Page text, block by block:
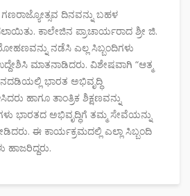
ದಿನವನ್ನು ಬಹಳ
ಕಾಲೇಜಿನ ಪ್ರಾಚಾರ್ಯರಾದ ಶ್ರೀ ಜಿ.
ನಡೆಸಿ ಎಲ್ಲ ಸಿಬ್ಬಂದಿಗಳು
ಮಾತನಾಡಿದರು. ವಿಶೇಷವಾಗಿ “ಆತ್ಮ
ಭಾರತ ಅಭಿವೃದ್ಧಿ
ಹಾಗೂ ತಾಂತ್ರಿಕ ಶಿಕ್ಷಣವನ್ನು
ಭಾರತದ ಅಭಿವೃದ್ಧಿಗೆ ತಮ್ಮ ಸೇವೆಯನ್ನು
ಈ ಕಾರ್ಯಕ್ರಮದಲ್ಲಿ ಎಲ್ಲಾ ಸಿಬ್ಬಂದಿ
ಹಾಜರಿದ್ದರು.